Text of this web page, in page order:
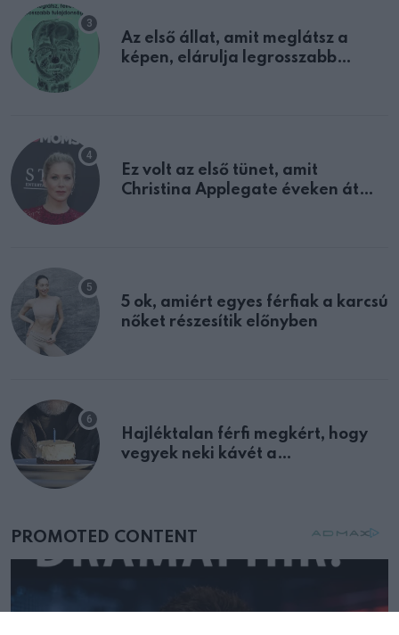
Az első állat, amit meglátsz a
képen, elárulja legrosszabb
Ez volt az első tünet, amit
Christina Applegate éveken át
5 ok, amiért egyes férfiak a karcsú
nőket részesítik előnyben
Hajléktalan férfi megkért, hogy
vegyek neki kávét a